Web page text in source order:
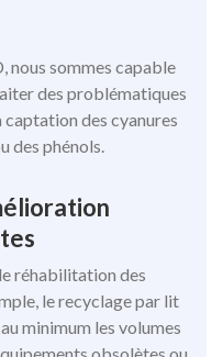
nous sommes capable
des problématiques
des cyanures
des phénols.
réhabilitation des
le recyclage par lit
minimum les volumes